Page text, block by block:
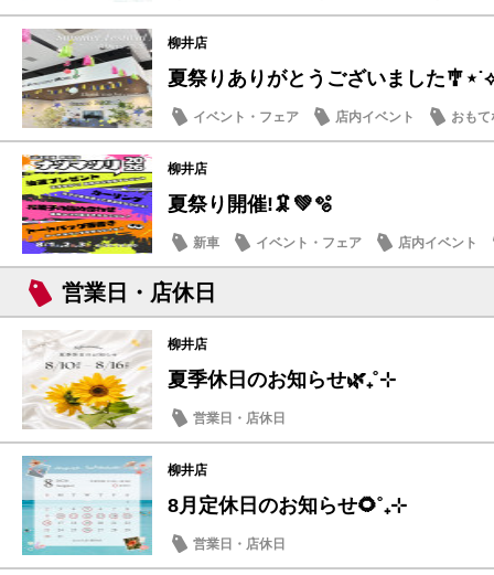
柳井店
夏祭りありがとうございました
イベント・フェア 店内イベント おもて
柳井店
夏祭り開催!🦑💚🫧
新車 イベント・フェア 店内イベント
営業日・店休日
柳井店
夏季休日のお知らせ🌿₊˚⊹
営業日・店休日
柳井店
8月定休日のお知らせ🌻˚₊⊹
営業日・店休日